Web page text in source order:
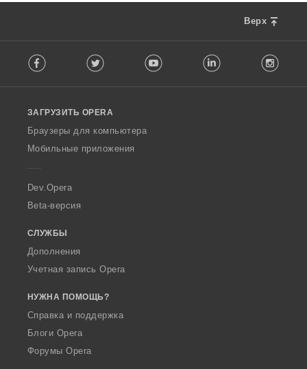
Верх
o
w
O
p
a
Facebook Twitter Youtube LinkedIn
ЗАГРУЗИТЬ OPERA
Браузеры для компьютера
Мобильные приложения
Dev.Opera
Beta-версия
СЛУЖБЫ
Дополнения
Учетная запись Opera
НУЖНА ПОМОЩЬ?
Справка и поддержка
Блоги Opera
Форумы Opera